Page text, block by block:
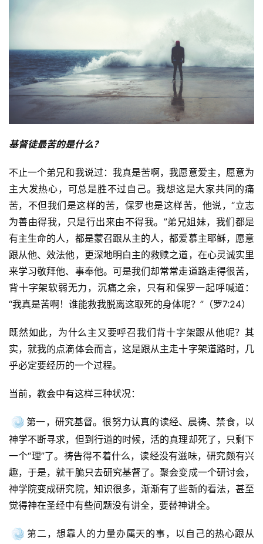
基督徒最苦的是什么？
不止一个弟兄和我说过：我真是苦啊，我愿意爱主，愿意为
主大发热心，可总是胜不过自己。我想这是大家共同的痛
苦，不但我们是这样的苦，保罗也是这样苦，他说，“立志
为善由得我，只是行出来由不得我。”弟兄姐妹，我们都是
有主生命的人，都是蒙召跟从主的人，都爱慕主耶稣，愿意
跟从他、效法他，更深地明白主的救赎之道，在心灵诚实里
来学习敬拜他、事奉他。可是我们却常常走道路走得很苦，
背十字架软弱无力，沉痛之余，只有和保罗一起呼喊道：
“我真是苦啊！谁能救我脱离这取死的身体呢？”（罗7:24）
既然如此，为什么主又要呼召我们背十字架跟从他呢？其
实，就我的点滴体会而言，这是跟从主走十字架道路时，几
乎必定要经历的一个过程。
当前，教会中有这样三种状况：
第一，研究基督。很努力认真的读经、晨祷、禁食，以
神学不断寻求，但到行道的时候，活的真理却死了，只剩下
一个“理”了。祷告得不着什么，读经没有滋味，研究颇有兴
趣，于是，就干脆只去研究基督了。聚会变成一个研讨会，
神学院变成研究院，知识很多，渐渐有了些新的看法，甚至
觉得神在圣经中有些问题没有讲全，要替神讲全。
第二，想靠人的力量办属天的事，以自己的热心跟从